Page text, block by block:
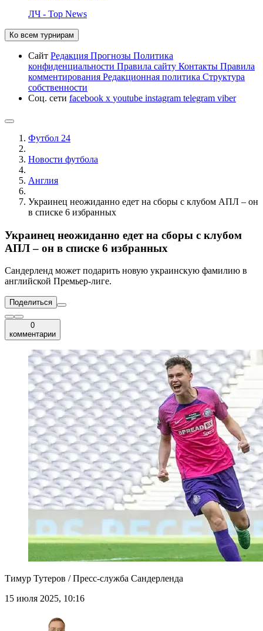
ЛЧ - Top News
Ко всем турнирам
Сайт Редакция Прогнозы Политика
конфиденциальности Правила сайту Контакты Правила
комментирования Редакционная политика Структура
собственности
Соц. сети facebook x youtube instagram telegram viber
Футбол 24
Новости футбола
Англия
Украинец неожиданно едет на сборы с клубом АПЛ – он
в списке 6 избранных
Украинец неожиданно едет на сборы с клубом
АПЛ – он в списке 6 избранных
Сандерленд может подарить новую украинскую фамилию в
английской Премьер-лиге.
Поделиться
0
комментарии
Тимур Тутеров / Пресс-служба Сандерленда
15 июля 2025, 10:16